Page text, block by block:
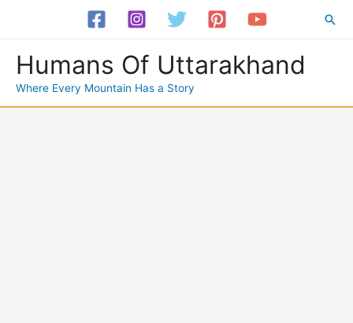
Humans Of Uttarakhand
Where Every Mountain Has a Story